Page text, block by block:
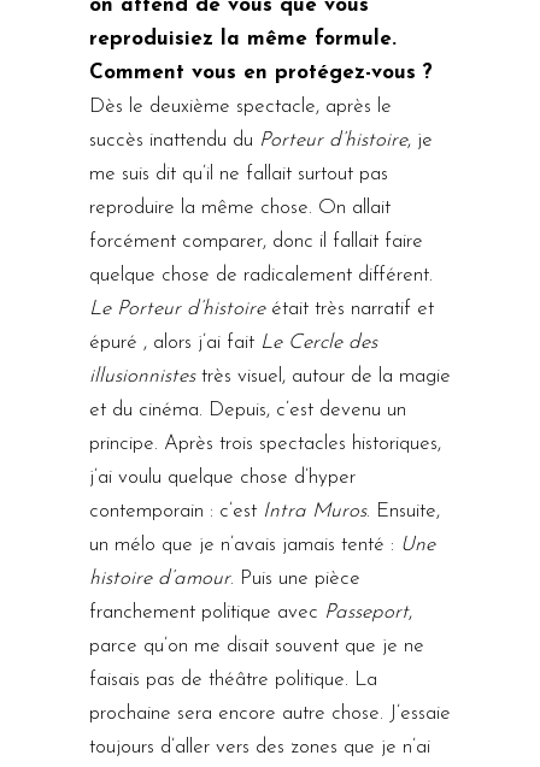
on attend de vous que vous
reproduisiez la même formule.
Comment vous en protégez-vous ?
Dès le deuxième spectacle, après le
succès inattendu du Porteur d’histoire, je
me suis dit qu’il ne fallait surtout pas
reproduire la même chose. On allait
forcément comparer, donc il fallait faire
quelque chose de radicalement différent.
Le Porteur d’histoireétait très narratif et
épuré , alors j’ai fait Le Cercle des
illusionnistes très visuel, autour de la magie
et du cinéma. Depuis, c’est devenu un
principe. Après trois spectacles historiques,
j’ai voulu quelque chose d’hyper
contemporain : c’est Intra Muros. Ensuite,
un mélo que je n’avais jamais tenté : Une
histoire d’amour. Puis une pièce
franchement politique avec Passeport,
parce qu’on me disait souvent que je ne
faisais pas de théâtre politique. La
prochaine sera encore autre chose. J’essaie
toujours d’aller vers des zones que je n’ai